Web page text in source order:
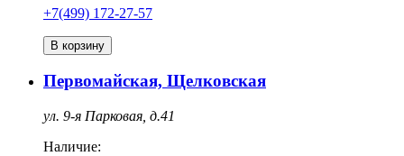
+7(499) 172-27-57
В корзину
Первомайская, Щелковская
ул. 9-я Парковая, д.41
Наличие: